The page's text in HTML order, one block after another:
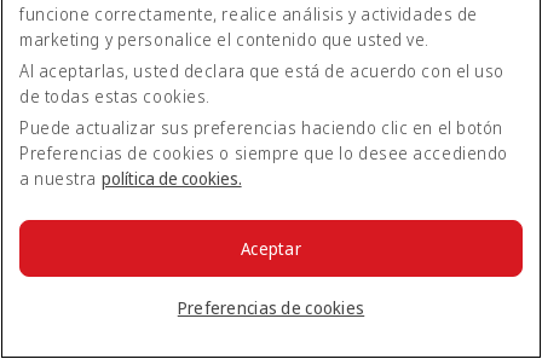
Viajes accesibles
Volver a Todos los temas Volver arriba
En el aeropuerto
Alteraciones de viaje
Móvil y app de Emirates
funcione correctamente, realice análisis y actividades de
marketing y personalice el contenido que usted ve.
Al aceptarlas, usted declara que está de acuerdo con el uso
de todas estas cookies.
Puede actualizar sus preferencias haciendo clic en el botón
Preferencias de cookies o siempre que lo desee accediendo
a nuestra política de cookies.
Preferencias de cookies
Aceptar